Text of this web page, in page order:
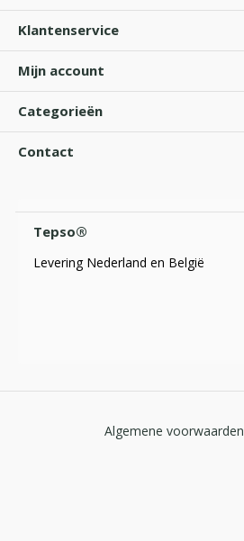
Klantenservice
Mijn account
Categorieën
Contact
Tepso®
Levering Nederland en België
Algemene voorwaarden